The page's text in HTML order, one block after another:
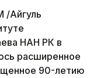
Айгуль
НАН РК в
расширенное
90-летию